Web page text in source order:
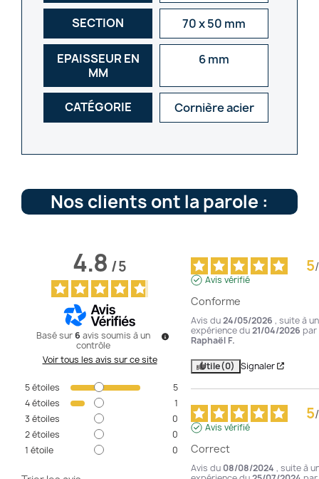
SECTION 70 x 50 mm
EPAISSEUR EN
MM
6 mm
CATÉGORIE Cornière acier
Nos clients ont la parole :
4.8/5
Basé sur6 avis soumis à un
contrôle
Voir tous les avis sur ce site
5étoiles
5
4étoiles
1
3 étoiles
0
2étoiles
0
1 étoile 0
5/
Avis vérifié
Conforme
Avis du24/05/2026 , suite à
expérience du21/04/2026 par
Raphaël F.
Utile(0) Signaler
5/
Avis vérifié
Correct
Avis du 08/08/2024 , suite à